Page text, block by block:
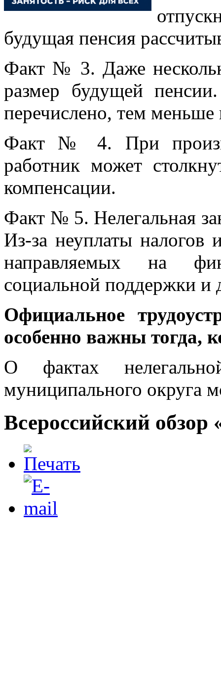
будущая пенсия
Факт № 3. Даже
размер будущей
перечислено, тем
Факт № 4. При
работник может
компенсации.
Факт № 5. Нелегальная
Из-за неуплаты налогов
направляемых на
социальной поддержки и
Официальное
особенно важны тогда,
О фактах
муниципального округа
Всероссийский обзор